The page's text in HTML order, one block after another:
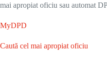
mai apropiat oficiu sau automat
MyDPD
Caută cel mai apropiat oficiu